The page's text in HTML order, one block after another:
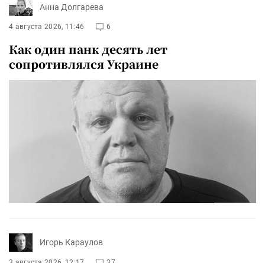
Анна Долгарева
4 августа 2026, 11:46 6
Как один панк десять лет
сопротивлялся Украине
Игорь Караулов